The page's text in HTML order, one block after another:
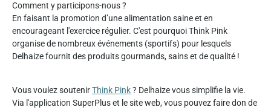
Comment y participons-nous ?
En faisant la promotion d’une alimentation saine et en
encourageant l'exercice régulier. C'est pourquoi Think Pink
organise de nombreux événements (sportifs) pour lesquels
Delhaize fournit des produits gourmands, sains et de qualité !
Vous voulez soutenirThink Pink? Delhaize vous simplifie la vie.
Via l'application SuperPlus et le site web, vous pouvez faire don de